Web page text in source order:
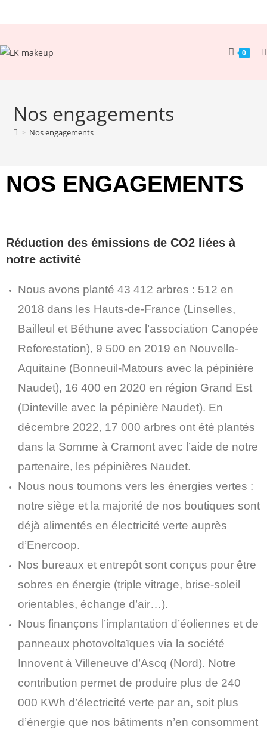
0
Nos engagements
> Nos engagements
NOS ENGAGEMENTS
Réduction des émissions de CO2 liées à
notre activité
Nous avons planté 43 412 arbres : 512 en
2018 dans les Hauts-de-France (Linselles,
Bailleul et Béthune avec l’association Canopée
Reforestation), 9 500 en 2019 en Nouvelle-
Aquitaine (Bonneuil-Matours avec la pépinière
Naudet), 16 400 en 2020 en région Grand Est
(Dinteville avec la pépinière Naudet). En
décembre 2022, 17 000 arbres ont été plantés
dans la Somme à Cramont avec l’aide de notre
partenaire, les pépinières Naudet.
Nous nous tournons vers les énergies vertes :
notre siège et la majorité de nos boutiques sont
déjà alimentés en électricité verte auprès
d’Enercoop.
Nos bureaux et entrepôt sont conçus pour être
sobres en énergie (triple vitrage, brise-soleil
orientables, échange d’air…).
Nous finançons l’implantation d’éoliennes et de
panneaux photovoltaïques via la société
Innovent à Villeneuve d’Ascq (Nord). Notre
contribution permet de produire plus de 240
000 KWh d’électricité verte par an, soit plus
d’énergie que nos bâtiments n’en consomment